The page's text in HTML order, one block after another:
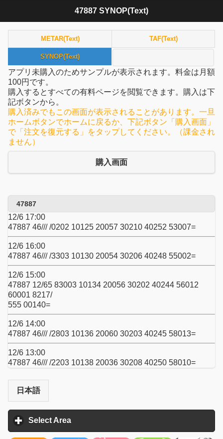
47887 SYNOP(Text)
METAR(Text) TAF(Text)
SYNOP(Text)
アプリ未購入のためサンプルが表示されます。料金は月額
100円です。
購入するとすべての有料ページを閲覧できます。購入は下
記ボタンから。
購入済みでもこの画面が表示されることがあります。一旦
ホームボタンでホームに戻るか、下記ボタン「購入画面」
で「注文を復元する」をタップしてください。（課金され
ません）
購入画面
47887
12/6 17:00
47887 46/// /0202 10125 20057 30210 40252 53007=
12/6 16:00
47887 46/// /3303 10130 20054 30206 40248 55002=
12/6 15:00
47887 12/65 83003 10134 20056 30202 40244 56012
60001 8217/
555 00140=
12/6 14:00
47887 46/// /2803 10136 20060 30203 40245 58013=
12/6 13:00
47887 46/// /2203 10138 20036 30208 40250 58010=
日本語
Select Area